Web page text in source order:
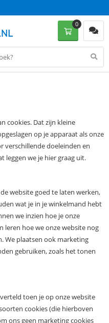
0
cookies. Dat zijn kleine
op je apparaat als onze
verschillende doeleinden en
leggen we je hier graag uit.
website goed te laten werken,
wat je in je winkelmand hebt
we inzien hoe je onze
leren hoe we onze website nog
We plaatsen ook marketing
gebruiken, zoals het tonen
toen je op onze website
cookies (die hierboven
ons geen marketing cookies